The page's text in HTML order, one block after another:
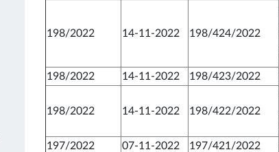
198/2022 14-11-2022 198/424/2022
198/2022 14-11-2022 198/423/2022
198/2022 14-11-2022 198/422/2022
197/2022 07-11-2022 197/421/2022